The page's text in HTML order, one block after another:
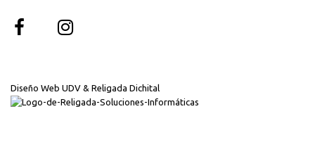
Diseño Web UDV & Religada Dichital